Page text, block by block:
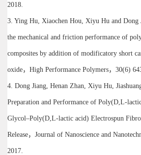
2018.
3. Ying Hu, Xiaochen Hou, Xiyu Hu and Dong
the mechanical and friction performance of
composites by addition of modificatory short
oxide，High Performance Polymers，30(6)
4. Dong Jiang, Henan Zhan, Xiyu Hu,
Preparation and Performance of Poly(D,L-
Glycol–Poly(D,L-lactic acid) Electrospun
Release，Journal of Nanoscience and
2017.